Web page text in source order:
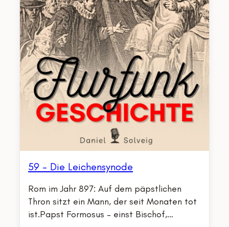
59 – Die Leichensynode
Rom im Jahr 897: Auf dem päpstlichen
Thron sitzt ein Mann, der seit Monaten tot
ist.Papst Formosus – einst Bischof,…